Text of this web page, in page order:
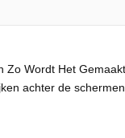
Zo Wordt Het
achter de